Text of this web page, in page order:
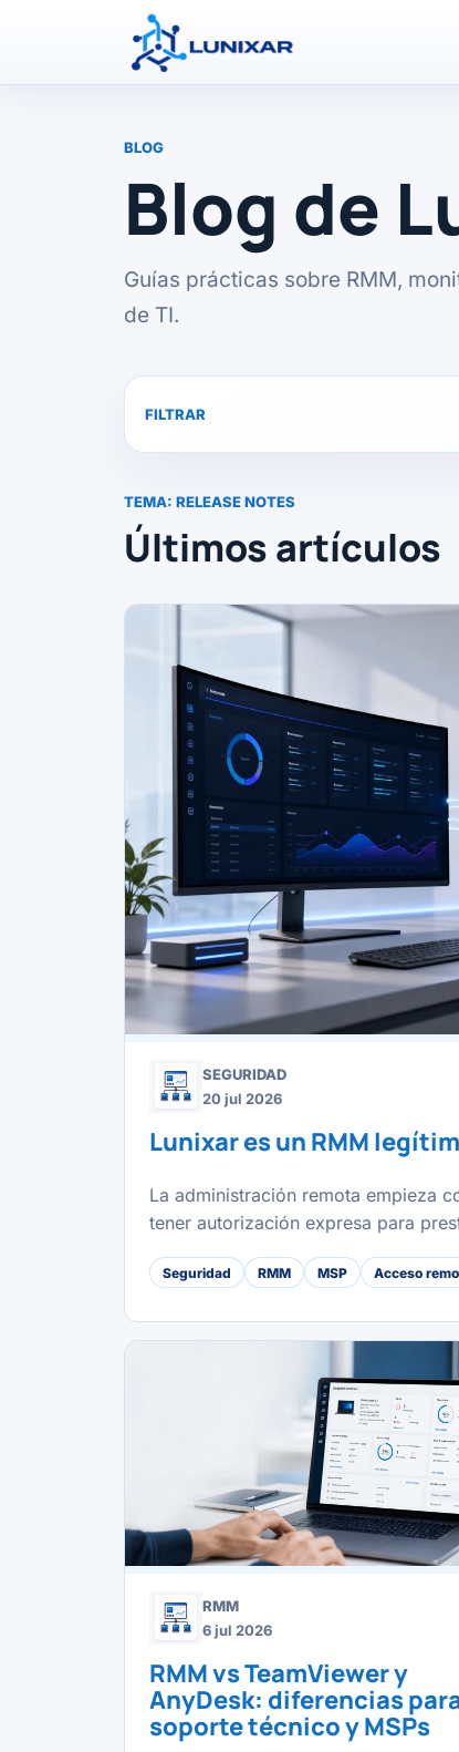
BLOG
Blog de
Guías prácticas sobre RMM,
de TI.
FILTRAR
TEMA: RELEASE NOTES
Últimos artículos
SEGURIDAD
20 jul 2026
Lunixar es un RMM
La administración remota empieza
tener autorización expresa para
Seguridad RMM MSP Acceso
RMM
6 jul 2026
RMM vs TeamViewer y
AnyDesk: diferencias
soporte técnico y MSPs